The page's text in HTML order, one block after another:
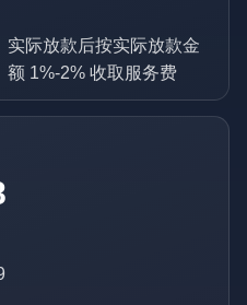
实际放款后按实际放款金
额 1%-2% 收取服务费